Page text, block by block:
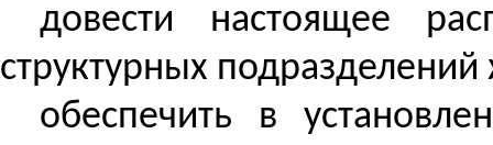
довести настоящее
структурных
обеспечить в